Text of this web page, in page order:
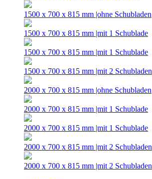
1500 x 700 x 815 mm |ohne Schubladen
1500 x 700 x 815 mm |mit 1 Schublade
1500 x 700 x 815 mm |mit 1 Schublade
1500 x 700 x 815 mm |mit 2 Schubladen
2000 x 700 x 815 mm |ohne Schubladen
2000 x 700 x 815 mm |mit 1 Schublade
2000 x 700 x 815 mm |mit 1 Schublade
2000 x 700 x 815 mm |mit 2 Schubladen
2000 x 700 x 815 mm |mit 2 Schubladen